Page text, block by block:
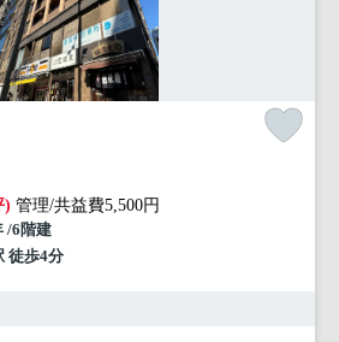
) 管理/共益費5,500円
/6階建
徒歩4分